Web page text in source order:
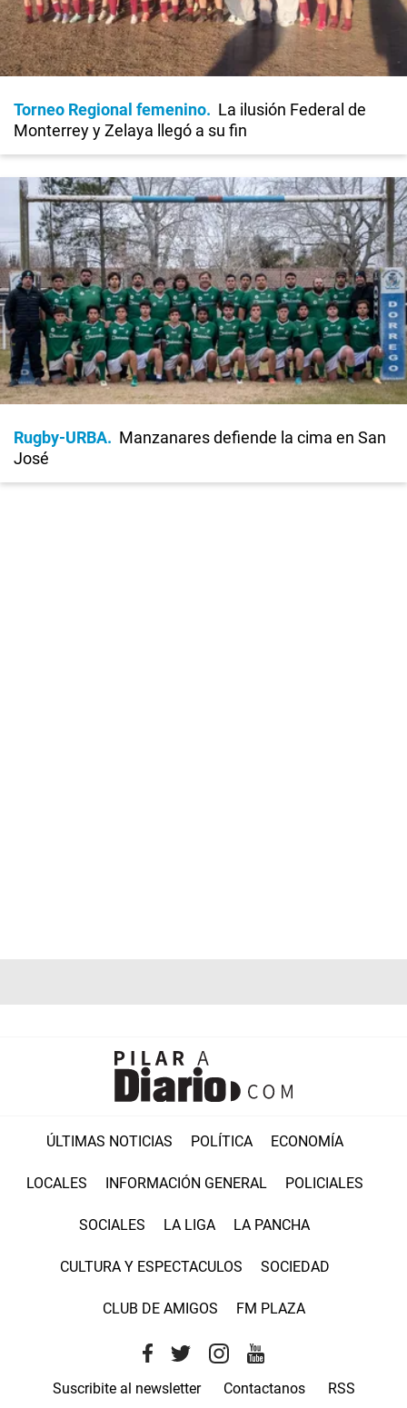
Torneo Regional femenino
La ilusión Federal de
Monterrey y Zelaya llegó a su fin
Rugby-URBA
Manzanares defiende la cima en San
José
ÚLTIMAS NOTICIAS POLÍTICA ECONOMÍA
LOCALES INFORMACIÓN GENERAL POLICIALES
SOCIALES LA LIGA LA PANCHA
CULTURA Y ESPECTACULOS SOCIEDAD
CLUB DE AMIGOS FM PLAZA
Suscribite al newsletter Contactanos RSS